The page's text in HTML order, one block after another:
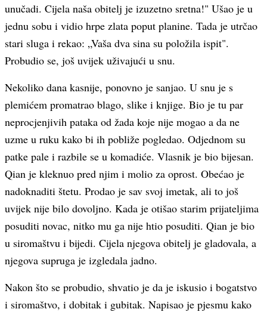
unučadi. Cijela naša obitelj je izuzetno sretna!" Ušao je u
jednu sobu i vidio hrpe zlata poput planine. Tada je utrčao
stari sluga i rekao: „Vaša dva sina su položila ispit".
Probudio se, još uvijek uživajući u snu.
Nekoliko dana kasnije, ponovno je sanjao. U snu je s
plemićem promatrao blago, slike i knjige. Bio je tu par
neprocjenjivih pataka od žada koje nije mogao a da ne
uzme u ruku kako bi ih pobliže pogledao. Odjednom su
patke pale i razbile se u komadiće. Vlasnik je bio bijesan.
Qian je kleknuo pred njim i molio za oprost. Obećao je
nadoknaditi štetu. Prodao je sav svoj imetak, ali to još
uvijek nije bilo dovoljno. Kada je otišao starim prijateljima
posuditi novac, nitko mu ga nije htio posuditi. Qian je bio
u siromaštvu i bijedi. Cijela njegova obitelj je gladovala, a
njegova supruga je izgledala jadno.
Nakon što se probudio, shvatio je da je iskusio i bogatstvo
i siromaštvo, i dobitak i gubitak. Napisao je pjesmu kako